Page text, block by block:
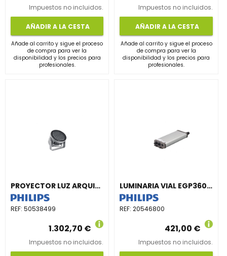
Impuestos no incluidos.
AÑADIR A LA CESTA
Añade al carrito y sigue el proceso
de compra para ver la
disponibilidad y los precios para
profesionales.
Impuestos no incluidos.
AÑADIR A LA CESTA
Añade al carrito y sigue el proceso
de compra para ver la
disponibilidad y los precios para
profesionales.
PROYECTOR LUZ ARQUITECTÓNICA BVP373 36LED 30K 220V 45° 100W HP
REF: 50538499
1.302,70 €
Impuestos no incluidos.
LUMINARIA VIAL EGP360 LED120-4S MSP SGR10 D9 MIO-CIO FU
REF:20546800
421,00 €
Impuestos no incluidos.